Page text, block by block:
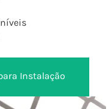
Instalação